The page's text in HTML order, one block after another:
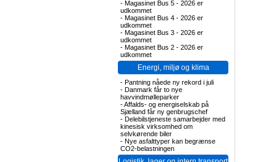
- Magasinet Bus 5 - 2026 er
udkommet
- Magasinet Bus 4 - 2026 er
udkommet
- Magasinet Bus 3 - 2026 er
udkommet
- Magasinet Bus 2 - 2026 er
udkommet
Energi, miljø og klima
- Pantning nåede ny rekord i juli
- Danmark får to nye
havvindmølleparker
-Affalds- og energiselskab på
Sjælland får ny genbrugschef
- Delebilstjeneste samarbejder med
kinesisk virksomhed om
selvkørende biler
- Nye asfalttyper kan begrænse
CO2-belastningen